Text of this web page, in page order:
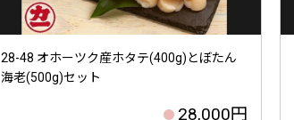
28-48 オホーツク産ホタテ(400g)とぼたん
海老(500g)セット
28,000円